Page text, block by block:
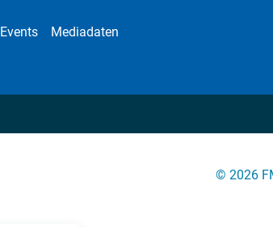
Events Mediadaten
© 2026